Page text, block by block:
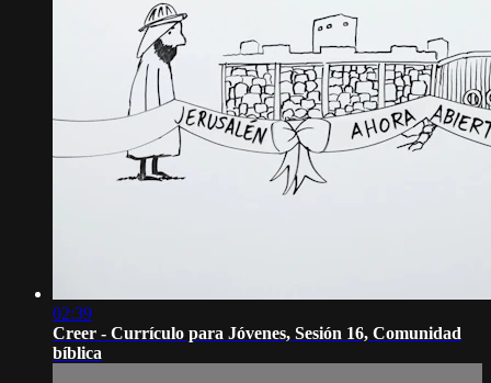
02:39
Creer - Currículo para Jóvenes, Sesión 16, Comunidad
bíblica